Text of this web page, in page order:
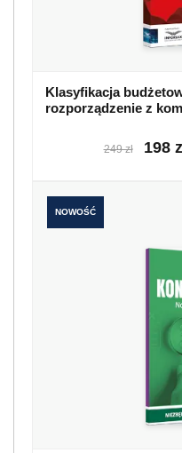
Klasyfikacja
rozporządzenie z
249 zł 198
NOWOŚĆ